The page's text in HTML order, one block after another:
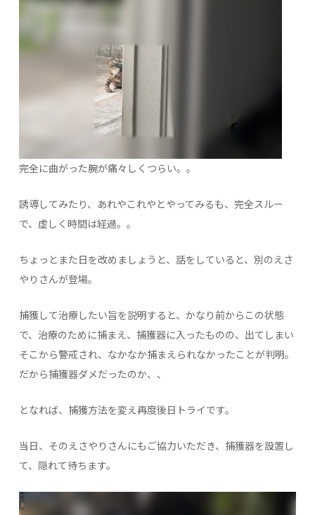
完全に曲がった腕が痛々しくつらい。。
誘導してみたり、あれやこれやとやってみるも、完全スルー
で、虚しく時間は経過。。
ちょっとまた日を改めましょうと、話をしていると、別のえさ
やりさんが登場。
捕獲して治療したい旨を説明すると、かなり前からこの状態
で、治療のために捕まえ、捕獲器に入ったものの、出てしまい
そこから警戒され、なかなか捕まえられなかったことが判明。
だから捕獲器ダメだったのか、、
となれば、捕獲方法を変え再度後日トライです。
当日、そのえさやりさんにもご協力いただき、捕獲器を設置し
て、隠れて待ちます。